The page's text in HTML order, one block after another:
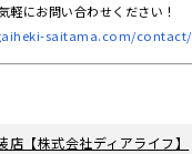
にお問い合わせください！
saitama.com/contact/
店【株式会社ディアライフ】